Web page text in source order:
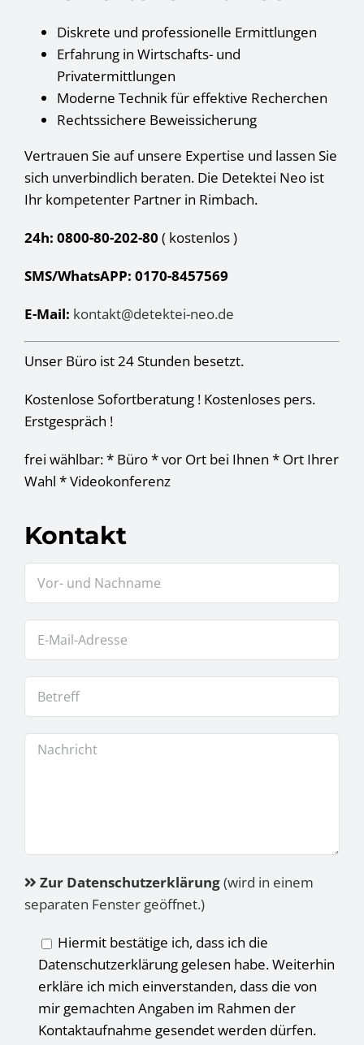
Diskrete und professionelle Ermittlungen
Erfahrung in Wirtschafts- und
Privatermittlungen
Moderne Technik für effektive Recherchen
Rechtssichere Beweissicherung
Vertrauen Sie auf unsere Expertise und lassen Sie
sich unverbindlich beraten. Die Detektei Neo ist
Ihr kompetenter Partner in Rimbach.
24h: 0800-80-202-80 ( kostenlos)
SMS/WhatsAPP: 0170-8457569
E-Mail: kontakt@detektei-neo.de
Unser Büro ist 24 Stunden besetzt.
Kostenlose Sofortberatung ! Kostenloses pers.
Erstgespräch !
frei wählbar: * Büro * vor Ort bei Ihnen * Ort Ihrer
Wahl * Videokonferenz
Kontakt
Zur Datenschutzerklärung(wird in einem
separaten Fenster geöffnet.)
Hiermit bestätige ich, dass ich die
Datenschutzerklärung gelesen habe. Weiterhin
erkläre ich mich einverstanden, dass die von
mir gemachten Angaben im Rahmen der
Kontaktaufnahme gesendet werden dürfen.